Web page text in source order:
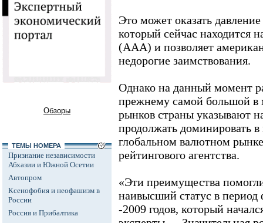
Обзоры
ТЕМЫ НОМЕРА
Признание независимости
Абхазии и Южной Осетии
Автопром
Ксенофобия и неофашизм в
России
Россия и Прибалтика
Это может оказать
который сейчас находится
(AAA) и позволяет
недорогие заимствования.
Однако на данный момент
прежнему самой большой
рынков страны указывают
продолжать доминировать
глобальном валютном
рейтингового агентства.
«Эти преимущества
наивысший статус в период
-2009 годов, который